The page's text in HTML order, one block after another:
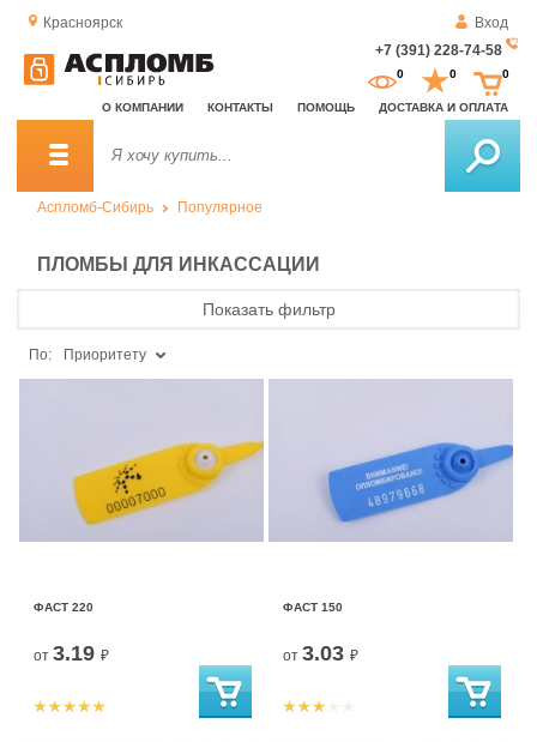
Красноярск
Вход
+7 (391) 228-74-58
О КОМПАНИИ КОНТАКТЫ ПОМОЩЬ ДОСТАВКА И ОПЛАТА
0 0 0
Аспломб-Сибирь Популярное
ПЛОМБЫ ДЛЯ ИНКАССАЦИИ
Показать фильтр
По: Приоритету
ФАСТ 220
от 3.19 ₽
ФАСТ 150
от 3.03 ₽